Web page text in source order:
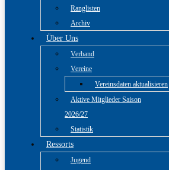
Ranglisten
Archiv
Über Uns
Verband
Vereine
Vereinsdaten aktualisieren
Aktive Mitglieder Saison
2026/27
Statistik
Ressorts
Jugend